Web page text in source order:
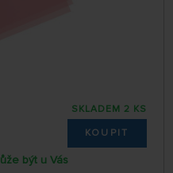
SKLADEM 2 KS
KOUPIT
být u Vás